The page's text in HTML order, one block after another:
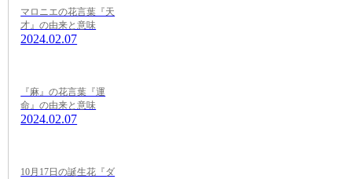
マロニエの花言葉『天
才』の由来と意味
2024.02.07
『麻』の花言葉『運
命』の由来と意味
2024.02.07
10月17日の誕生花『ダ